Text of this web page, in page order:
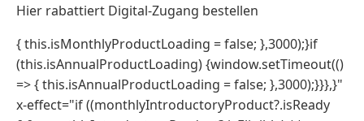
Hier rabattiert Digital-Zugang bestellen
{ this.isMonthlyProductLoading = false; },3000);}if
(this.isAnnualProductLoading) {window.setTimeout(()
=> { this.isAnnualProductLoading = false; },3000);}}},}"
x-effect="if ((monthlyIntroductoryProduct?.isReady